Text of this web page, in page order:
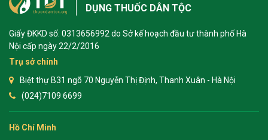
DỤNG THUỐC DÂN TỘC
Giấy ĐKKD số: 0313656992 do Sở kế hoạch đầu tư thành phố Hà
Nội cấp ngày 22/2/2016
Trụ sở chính
Biệt thự B31 ngõ 70 Nguyễn Thị Định, Thanh Xuân - Hà Nội
(024)7109 6699
Hồ Chí Minh